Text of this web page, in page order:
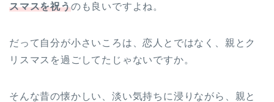
スマスを祝うのも良いですよね。
だって自分が小さいころは、恋人とではなく、親とク
リスマスを過ごしてたじゃないですか。
そんな昔の懐かしい、淡い気持ちに浸りながら、親と